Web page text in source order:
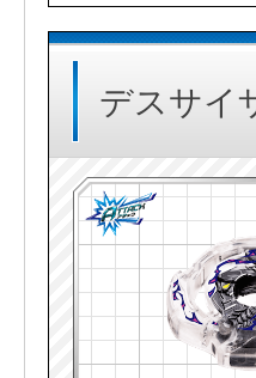
デスサイ